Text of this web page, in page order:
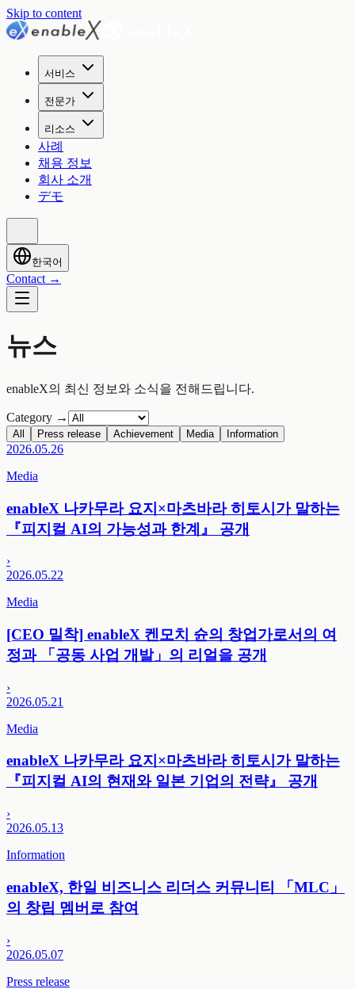
Skip to content
서비스
전문가
리소스
사례
채용 정보
회사 소개
デモ
한국어
Contact →
뉴스
enableX의 최신 정보와 소식을 전해드립니다.
Category →
All Press release Achievement Media Information
2026.05.26
Media
enableX 나카무라 요지×마츠바라 히토시가 말하는
『피지컬 AI의 가능성과 한계』 공개
›
2026.05.22
Media
[CEO 밀착] enableX 켄모치 슌의 창업가로서의 여
정과 「공동 사업 개발」의 리얼을 공개
›
2026.05.21
Media
enableX 나카무라 요지×마츠바라 히토시가 말하는
『피지컬 AI의 현재와 일본 기업의 전략』 공개
›
2026.05.13
Information
enableX, 한일 비즈니스 리더스 커뮤니티 「MLC」
의 창립 멤버로 참여
›
2026.05.07
Press release